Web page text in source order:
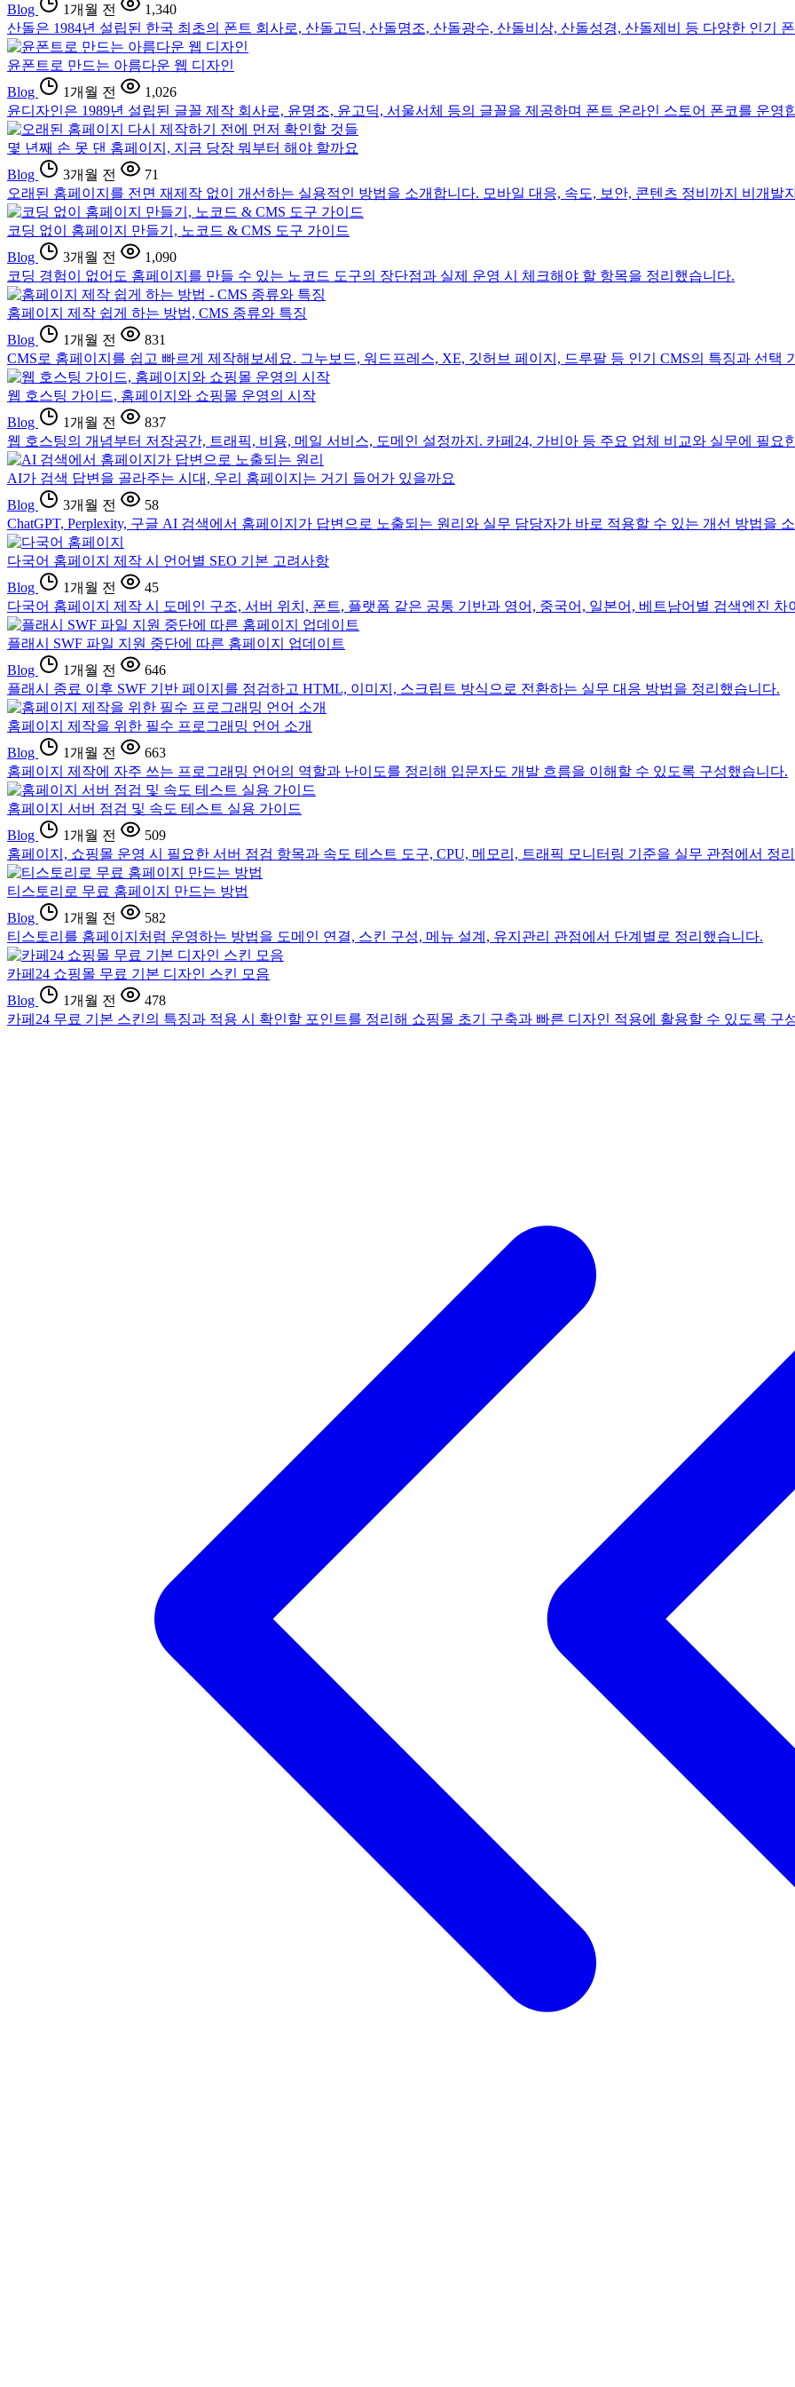
Blog 1개월 전
1,340
산돌은 1984년 설립된 한국 최초의 폰트 회사로, 산돌고딕, 산돌명조, 산돌광수, 산돌비상, 산돌성경, 산돌제비 등 다양한 인기
윤폰트로 만드는 아름다운 웹 디자인
Blog
1개월 전
1,026
윤디자인은 1989년 설립된 글꼴 제작 회사로, 윤명조, 윤고딕, 서울서체 등의 글꼴을 제공하며 폰트 온라인 스토어 폰코를 운영
몇 년째 손 못 댄 홈페이지, 지금 당장 뭐부터 해야 할까요
Blog
3개월 전
71
오래된 홈페이지를 전면 재제작 없이 개선하는 실용적인 방법을 소개합니다. 모바일 대응, 속도, 보안, 콘텐츠 정비까지 비개발
코딩 없이 홈페이지 만들기, 노코드 & CMS 도구 가이드
Blog
3개월 전
1,090
코딩 경험이 없어도 홈페이지를 만들 수 있는 노코드 도구의 장단점과 실제 운영 시 체크해야 할 항목을 정리했습니다.
홈페이지 제작 쉽게 하는 방법, CMS 종류와 특징
Blog
1개월 전
831
CMS로 홈페이지를 쉽고 빠르게 제작해보세요. 그누보드, 워드프레스, XE, 깃허브 페이지, 드루팔 등 인기 CMS의 특징과 선택
웹 호스팅 가이드, 홈페이지와 쇼핑몰 운영의 시작
Blog
1개월 전
837
웹 호스팅의 개념부터 저장공간, 트래픽, 비용, 메일 서비스, 도메인 설정까지. 카페24, 가비아 등 주요 업체 비교와 실무에 필요
AI가 검색 답변을 골라주는 시대, 우리 홈페이지는 거기 들어가 있을까요
Blog
3개월 전
58
ChatGPT, Perplexity, 구글 AI 검색에서 홈페이지가 답변으로 노출되는 원리와 실무 담당자가 바로 적용할 수 있는 개선 방법을
다국어 홈페이지 제작 시 언어별 SEO 기본 고려사항
Blog
1개월 전
45
다국어 홈페이지 제작 시 도메인 구조, 서버 위치, 폰트, 플랫폼 같은 공통 기반과 영어, 중국어, 일본어, 베트남어별 검색엔진 차
플래시 SWF 파일 지원 중단에 따른 홈페이지 업데이트
Blog
1개월 전
646
플래시 종료 이후 SWF 기반 페이지를 점검하고 HTML, 이미지, 스크립트 방식으로 전환하는 실무 대응 방법을 정리했습니다.
홈페이지 제작을 위한 필수 프로그래밍 언어 소개
Blog
1개월 전
663
홈페이지 제작에 자주 쓰는 프로그래밍 언어의 역할과 난이도를 정리해 입문자도 개발 흐름을 이해할 수 있도록 구성했습니다.
홈페이지 서버 점검 및 속도 테스트 실용 가이드
Blog
1개월 전
509
홈페이지, 쇼핑몰 운영 시 필요한 서버 점검 항목과 속도 테스트 도구, CPU, 메모리, 트래픽 모니터링 기준을 실무 관점에서 정
티스토리로 무료 홈페이지 만드는 방법
Blog
1개월 전
582
티스토리를 홈페이지처럼 운영하는 방법을 도메인 연결, 스킨 구성, 메뉴 설계, 유지관리 관점에서 단계별로 정리했습니다.
카페24 쇼핑몰 무료 기본 디자인 스킨 모음
Blog
1개월 전
478
카페24 무료 기본 스킨의 특징과 적용 시 확인할 포인트를 정리해 쇼핑몰 초기 구축과 빠른 디자인 적용에 활용할 수 있도록 구